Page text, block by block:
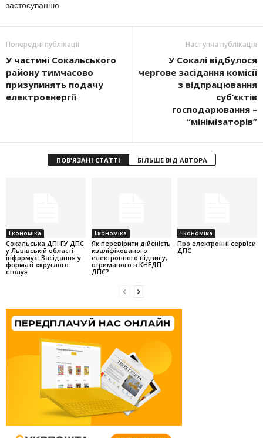
застосуванню.
Попередні публікації
У частині Сокальського
району тимчасово
призупинять подачу
електроенергії
Наступна публікація
У Сокалі відбулося
чергове засідання комісії
з відпрацювання
суб’єктів
господарювання –
“мінімізаторів”
ПОВ'ЯЗАНІ СТАТТІ БІЛЬШЕ ВІД АВТОРА
Економіка
Cокальська ДПІ ГУ ДПС
у Львівській області
інформує: Засідання у
форматі «круглого
столу»
Економіка
Як перевірити дійсність
кваліфікованого
електронного підпису,
отриманого в КНЕДП
ДПС?
Економіка
Про електронні сервіси
ДПС